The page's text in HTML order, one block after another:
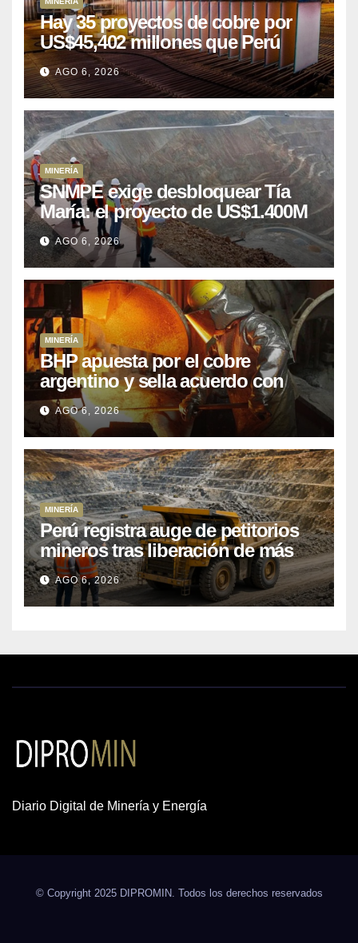
Hay 35 proyectos de cobre por
US$45,402 millones que Perú
puede aprovechar
AGO 6, 2026
MINERÍA
SNMPE exige desbloquear Tía
María: el proyecto de US$1.400M
que Perú lleva 15 años
posponiendo
AGO 6, 2026
MINERÍA
BHP apuesta por el cobre
argentino y sella acuerdo con
Kobrea para siete proyecto
AGO 6, 2026
MINERÍA
Perú registra auge de petitorios
mineros tras liberación de más
de mil concesiones para explorar
cobre y oro
AGO 6, 2026
Diario Digital de Minería y Energía
© Copyright 2025 DIPROMIN. Todos los derechos reservados